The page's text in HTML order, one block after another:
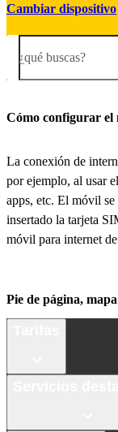
Cambiar dispositivo
¿qué buscas?
Cómo configurar
La conexión de
por ejemplo, al usar
apps, etc. El móvil se
insertado la tarjeta
móvil para internet
Pie de página,